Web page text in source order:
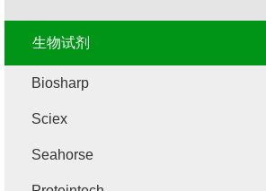
生物试剂
Biosharp
Sciex
Seahorse